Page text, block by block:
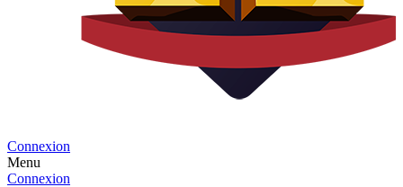
Connexion
Menu
Connexion